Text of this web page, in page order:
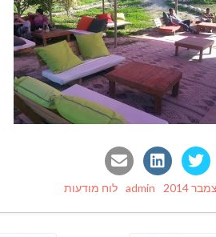
Author
admin
Categories
לוח מודעות